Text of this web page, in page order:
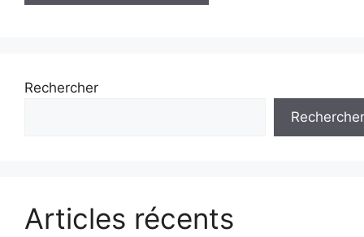
Rechercher
Rechercher
Articles récents